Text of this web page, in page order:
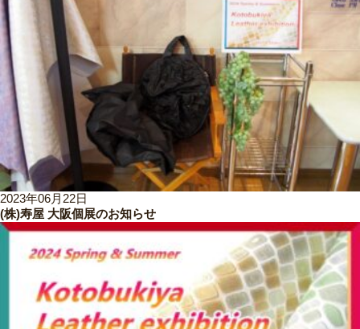
2023年06月22日
(株)寿屋 大阪個展のお知らせ